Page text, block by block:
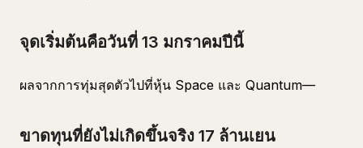
จุดเริ่มต้นคือวันที่ 13 มกราคมปีนี้
ผลจากการทุ่มสุดตัวไปที่หุ้น Space และ Quantum—
ขาดทุนที่ยังไม่เกิดขึ้นจริง 17 ล้านเยน